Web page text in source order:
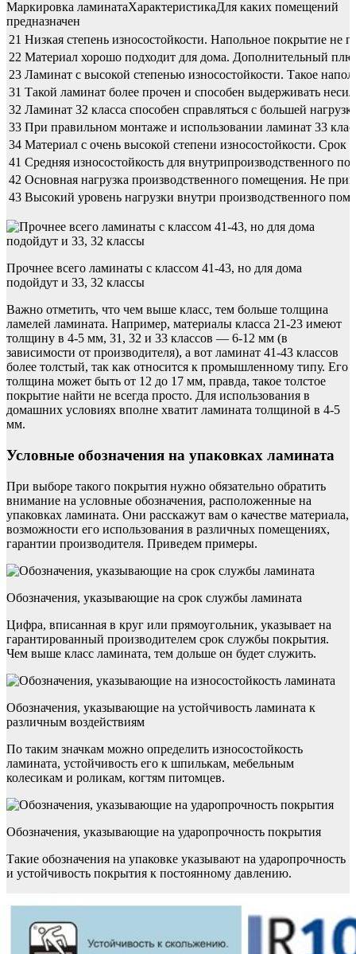
Маркировка ламинатаХарактеристикаДля каких помещений
предназначен
21 Низкая степень износостойкости. Напольное покрытие не
22 Материал хорошо подходит для дома. Дополнительный
23 Ламинат с высокой степенью износостойкости. Такое
31 Такой ламинат более прочен и способен выдерживать
32 Ламинат 32 класса способен справляться с большей
33 При правильном монтаже и использовании ламинат 33
34 Материал с очень высокой степени износостойкости. Срок
41 Средняя износостойкость для внутрипроизводственного
42 Основная нагрузка производственного помещения. Не
43 Высокий уровень нагрузки внутри производственного
Прочнее всего ламинаты с классом 41-43, но для дома
подойдут и 33, 32 классы
Важно отметить, что чем выше класс, тем больше толщина
ламелей ламината. Например, материалы класса 21-23 имеют
толщину в 4-5 мм, 31, 32 и 33 классов — 6-12 мм (в
зависимости от производителя), а вот ламинат 41-43 классов
более толстый, так как относится к промышленному типу. Его
толщина может быть от 12 до 17 мм, правда, такое толстое
покрытие найти не всегда просто. Для использования в
домашних условиях вполне хватит ламината толщиной в 4-5
мм.
Условные обозначения на упаковках ламината
При выборе такого покрытия нужно обязательно обратить
внимание на условные обозначения, расположенные на
упаковках ламината. Они расскажут вам о качестве материала,
возможности его использования в различных помещениях,
гарантии производителя. Приведем примеры.
Обозначения, указывающие на срок службы ламината
Цифра, вписанная в круг или прямоугольник, указывает на
гарантированный производителем срок службы покрытия.
Чем выше класс ламината, тем дольше он будет служить.
Обозначения, указывающие на устойчивость ламината к
различным воздействиям
По таким значкам можно определить износостойкость
ламината, устойчивость его к шпилькам, мебельным
колесикам и роликам, когтям питомцев.
Обозначения, указывающие на ударопрочность покрытия
Такие обозначения на упаковке указывают на ударопрочность
и устойчивость покрытия к постоянному давлению.